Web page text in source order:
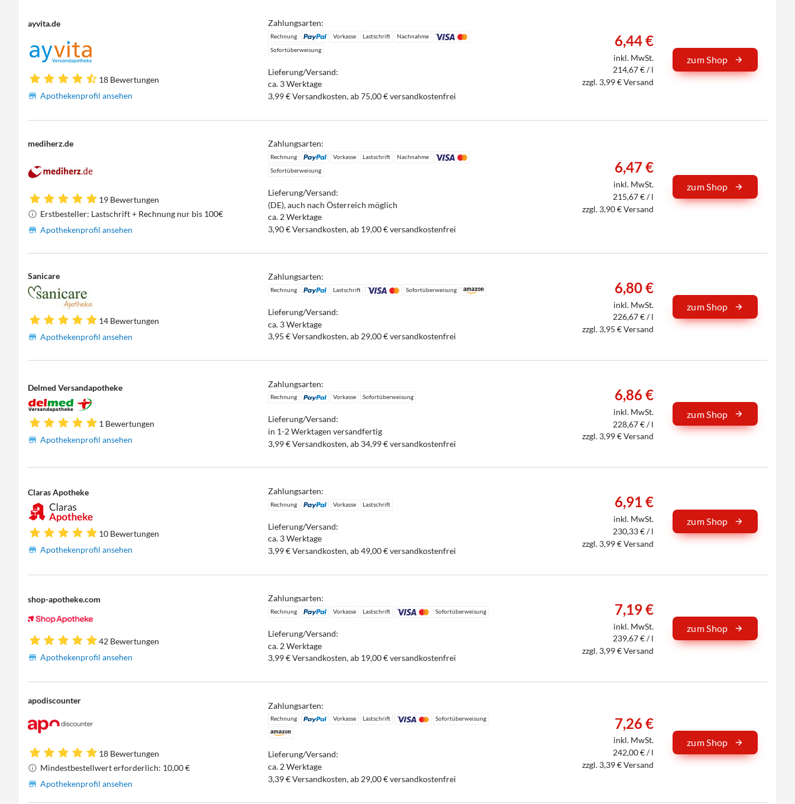
ayvita.de
18 Bewertungen
Apothekenprofil ansehen
Zahlungsarten:
Rechnung Vorkasse Lastschrift
Nachnahme
Sofortüberweisung
Lieferung/Versand:
ca. 3 Werktage
3,99 € Versandkosten, ab 75,00 € versandkostenfrei
6,44 €
inkl. MwSt.
214,67 € / l
zzgl. 3,99 € Versand
zum Shop
mediherz.de
19 Bewertungen
Erstbesteller: Lastschrift + Rechnung nur bis 100€
Apothekenprofil ansehen
Zahlungsarten:
Rechnung Vorkasse Lastschrift
Nachnahme
Sofortüberweisung
Lieferung/Versand:
(DE), auch nach Österreich möglich
ca. 2 Werktage
3,90 € Versandkosten, ab 19,00 € versandkostenfrei
6,47 €
inkl. MwSt.
215,67 € / l
zzgl. 3,90 € Versand
zum Shop
Sanicare
14 Bewertungen
Apothekenprofil ansehen
Zahlungsarten:
Rechnung Lastschrift Sofortüberweisung
Lieferung/Versand:
ca. 3 Werktage
3,95 € Versandkosten, ab 29,00 € versandkostenfrei
6,80 €
inkl. MwSt.
226,67 € / l
zzgl. 3,95 € Versand
zum Shop
Delmed Versandapotheke
1 Bewertungen
Apothekenprofil ansehen
Zahlungsarten:
Rechnung Vorkasse Sofortüberweisung
Lieferung/Versand:
in 1-2 Werktagen versandfertig
3,99 € Versandkosten, ab 34,99 € versandkostenfrei
6,86 €
inkl. MwSt.
228,67 € / l
zzgl. 3,99 € Versand
zum Shop
Claras Apotheke
10 Bewertungen
Apothekenprofil ansehen
Zahlungsarten:
Rechnung Vorkasse Lastschrift
Lieferung/Versand:
ca. 3 Werktage
3,99 € Versandkosten, ab 49,00 € versandkostenfrei
6,91 €
inkl. MwSt.
230,33 € / l
zzgl. 3,99 € Versand
zum Shop
shop-apotheke.com
42 Bewertungen
Apothekenprofil ansehen
Zahlungsarten:
Rechnung Vorkasse Lastschrift Sofortüberweisung
Lieferung/Versand:
ca. 2 Werktage
3,99 € Versandkosten, ab 19,00 € versandkostenfrei
7,19 €
inkl. MwSt.
239,67 € / l
zzgl. 3,99 € Versand
zum Shop
apodiscounter
18 Bewertungen
Mindestbestellwert erforderlich: 10,00 €
Apothekenprofil ansehen
Zahlungsarten:
Rechnung Vorkasse Lastschrift Sofortüberweisung
Lieferung/Versand:
ca. 2 Werktage
3,39 € Versandkosten, ab 29,00 € versandkostenfrei
7,26 €
inkl. MwSt.
242,00 € / l
zzgl. 3,39 € Versand
zum Shop